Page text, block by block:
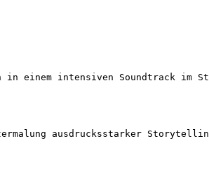
in einem intensiven Soundtrack
ausdrucksstarker